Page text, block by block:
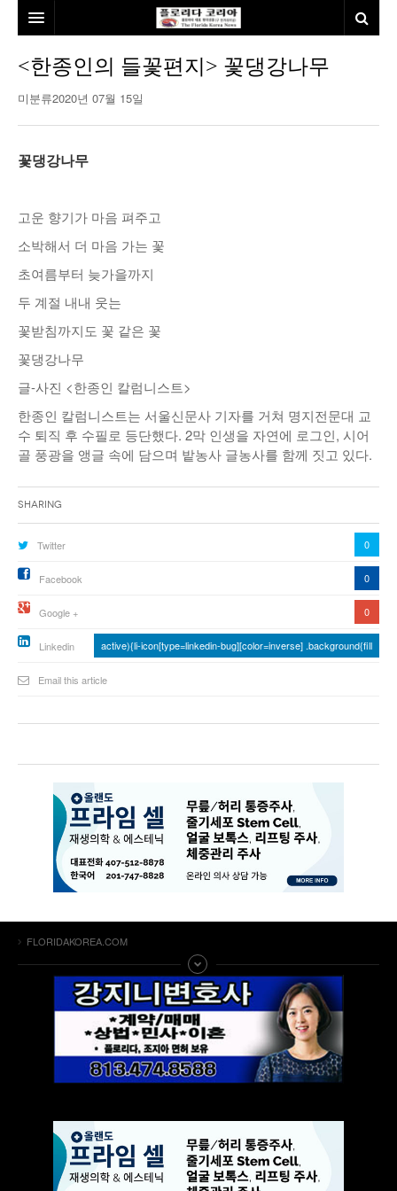
뉴스
동포
칼럼
이명덕칼럼
김선옥칼럼
100인선/독자광장
100인선
여행
놀이공원
낚시/비치
골프
<한종인의 들꽃편지> 꽃댕강나무
미분류2020년 07월 15일
꽃댕강나무
고운 향기가 마음 펴주고
소박해서 더 마음 가는 꽃
초여름부터 늦가을까지
두 계절 내내 웃는
꽃받침까지도 꽃 같은 꽃
꽃댕강나무
글-사진 <한종인 칼럼니스트>
한종인 칼럼니스트는 서울신문사 기자를 거쳐 명지전문대 교
수 퇴직 후 수필로 등단했다. 2막 인생을 자연에 로그인, 시어
골 풍광을 앵글 속에 담으며 밭농사 글농사를 함께 짓고 있다.
Sharing
Twitter 0
Facebook 0
Google + 0
Linkedin active){li-icon[type=linkedin-bug][color=inverse] .background{fill
Email this article
FLORIDAKOREA.COM